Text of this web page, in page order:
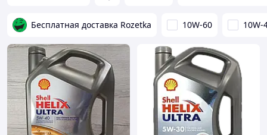
Бесплатная доставка Rozetka 10W-60 10W-